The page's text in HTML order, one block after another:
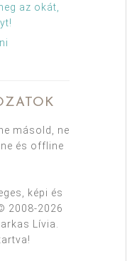
az okát,
másold, ne
és offline
képi és
2008-2026
Lívia.